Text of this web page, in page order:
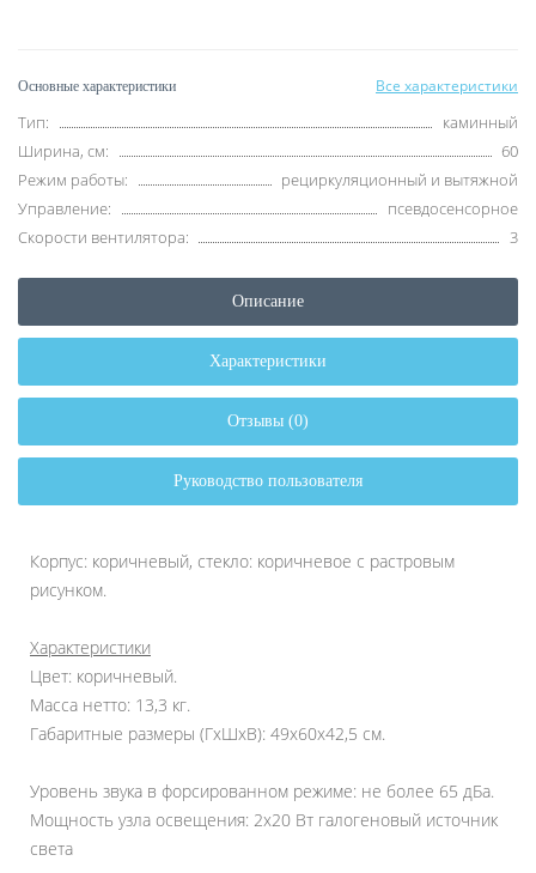
Основные характеристики Все характеристики
Тип:
каминный
Ширина, см:
60
Режим работы:
рециркуляционный и вытяжной
Управление:
псевдосенсорное
Скорости вентилятора:
3
Описание
Характеристики
Отзывы (0)
Руководство пользователя
Корпус: коричневый, стекло: коричневое с растровым
рисунком.
Характеристики
Цвет: коричневый.
Масса нетто: 13,3 кг.
Габаритные размеры (ГхШхВ): 49х60х42,5 см.
Уровень звука в форсированном режиме: не более 65 дБа.
Мощность узла освещения: 2х20 Вт галогеновый источник
света